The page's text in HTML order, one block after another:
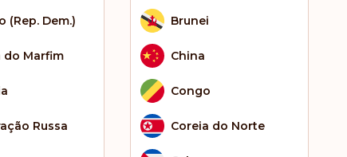
(Rep. Dem.)
do Marfim
Russa
Brunei
China
Congo
Coreia do Norte